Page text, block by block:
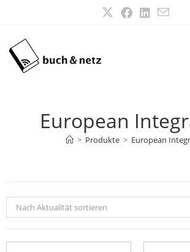
European
> Produkte > European
Nach Aktualität sortieren